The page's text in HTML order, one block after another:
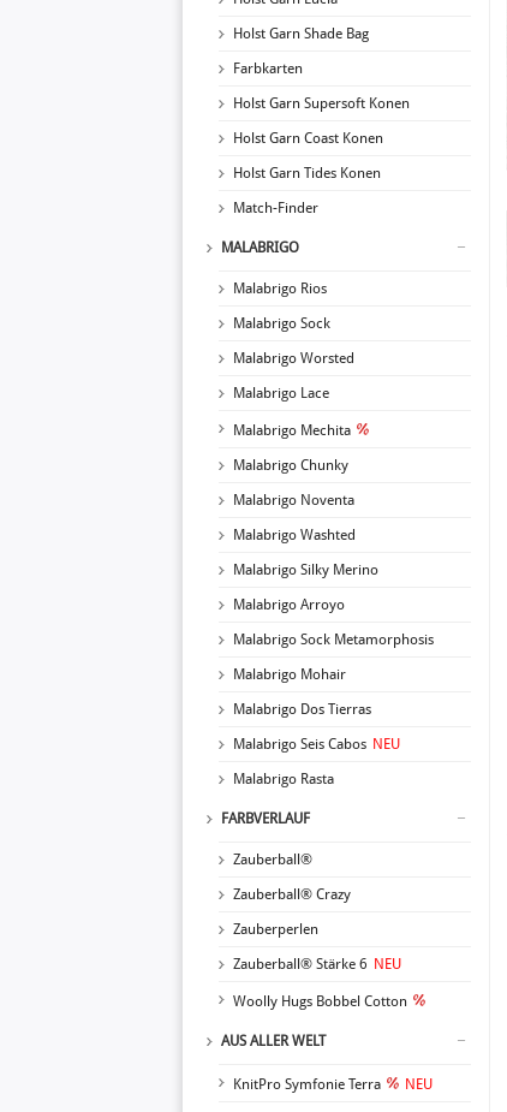
Holst Garn Shade Bag
Farbkarten
Holst Garn Supersoft Konen
Holst Garn Coast Konen
Holst Garn Tides Konen
Match-Finder
MALABRIGO
Malabrigo Rios
Malabrigo Sock
Malabrigo Worsted
Malabrigo Lace
Malabrigo Mechita
Malabrigo Chunky
Malabrigo Noventa
Malabrigo Washted
Malabrigo Silky Merino
Malabrigo Arroyo
Malabrigo Sock Metamorphosis
Malabrigo Mohair
Malabrigo Dos Tierras
Malabrigo Seis Cabos NEU
Malabrigo Rasta
FARBVERLAUF
Zauberball®
Zauberball® Crazy
Zauberperlen
Zauberball® Stärke 6 NEU
Woolly Hugs Bobbel Cotton
AUS ALLER WELT
KnitPro Symfonie Terra NEU